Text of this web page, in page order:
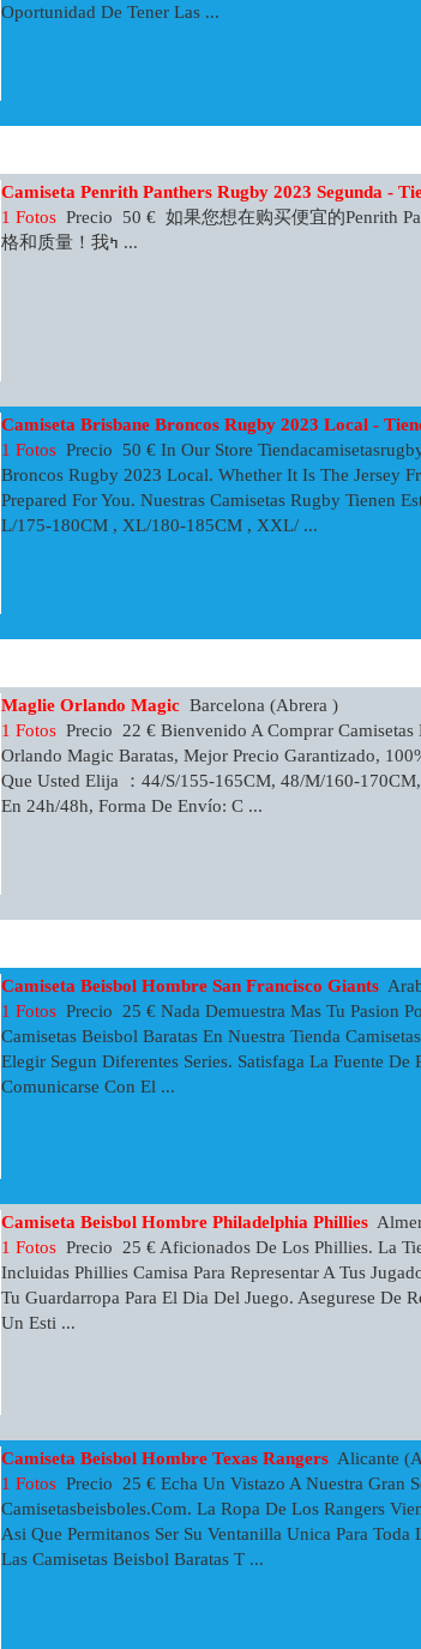
Oportunidad De Tener Las ...
Camiseta Penrith Panthers Rugby 2023 Segunda -
1 Fotos Precio 50 € 如果您想在购买便宜的Penrith
格和质量！我ߤ ...
Camiseta Brisbane Broncos Rugby 2023 Local -
1 Fotos Precio 50 € In Our Store
Broncos Rugby 2023 Local. Whether It Is The Jersey
Prepared For You. Nuestras Camisetas Rugby Tienen
L/175-180CM , XL/180-185CM , XXL/ ...
Maglie Orlando Magic Barcelona (Abrera )
1 Fotos Precio 22 € Bienvenido A Comprar
Orlando Magic Baratas, Mejor Precio Garantizado,
Que Usted Elija ：44/S/155-165CM, 48/M/160-
En 24h/48h, Forma De Envío: C ...
Camiseta Beisbol Hombre San Francisco Giants
1 Fotos Precio 25 € Nada Demuestra Mas Tu Pasion
Camisetas Beisbol Baratas En Nuestra Tienda
Elegir Segun Diferentes Series. Satisfaga La Fuente
Comunicarse Con El ...
Camiseta Beisbol Hombre Philadelphia Phillies
1 Fotos Precio 25 € Aficionados De Los Phillies. La
Incluidas Phillies Camisa Para Representar A Tus
Tu Guardarropa Para El Dia Del Juego. Asegurese De
Un Esti ...
Camiseta Beisbol Hombre Texas Rangers Alicante
1 Fotos Precio 25 € Echa Un Vistazo A Nuestra Gran
Camisetasbeisboles.com. La Ropa De Los Rangers
Asi Que Permitanos Ser Su Ventanilla Unica Para
Las Camisetas Beisbol Baratas T ...